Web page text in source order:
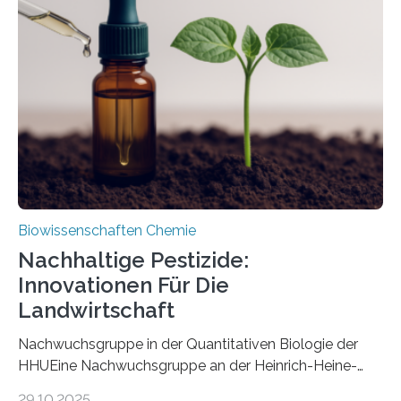
Art einer neuen Gattung beschrieben werden und trägt
nun den Namen Cretosabethes primaevus. Dieser erste
fossile Nachweis einer Stechmückenlarve in Bernstein
stellt gleichzeitig den ersten Fossilfund einer
Mückenlarve aus dem Mesozoikum dar, denn…
Biowissenschaften Chemie
Nachhaltige Pestizide:
Innovationen Für Die
Landwirtschaft
Nachwuchsgruppe in der Quantitativen Biologie der
HHUEine Nachwuchsgruppe an der Heinrich-Heine-